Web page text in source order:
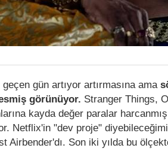
gün artıyor artırmasına ama
görünüyor. Stranger Things,
kayda değer paralar
Netflix'in "dev proje"
Airbender'dı. Son iki yılda bu